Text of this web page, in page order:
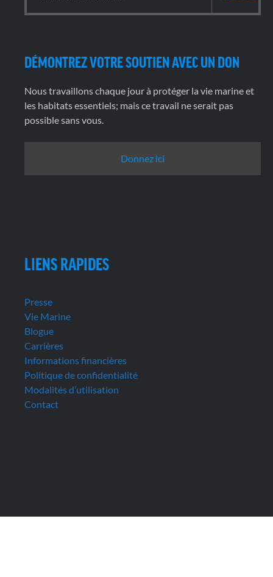
DÉMONTREZ VOTRE SOUTIEN AVEC UN DON
Nous travaillons chaque jour à protéger la vie marine et
les habitats essentiels; mais ce travail ne serait pas
possible sans vous.
Donnez ici
LIENS RAPIDES
Presse
Vie Marine
Blogue
Carrières
Informations financières
Politique de confidentialité
Modalités d’utilisation
Contact